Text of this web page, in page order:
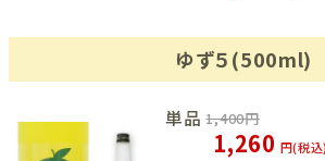
ゆず５(500ml)
単品 1,400円
1,260 円(税込)